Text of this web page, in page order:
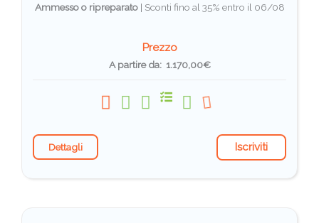
Ammesso o ripreparato| Sconti fino al 35% entro il 06/08
Prezzo
A partire da: 1.170,00€
Dettagli Iscriviti